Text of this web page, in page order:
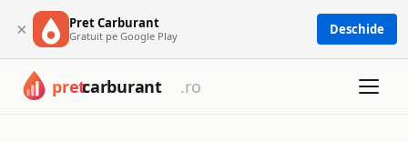
× Pret Carburant
Gratuit pe Google Play Deschide